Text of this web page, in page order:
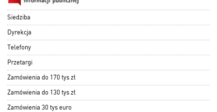
Siedziba
Dyrekcja
Telefony
Przetargi
Zamówienia do 170 tys zł
Zamówienia do 130 tys zł
Zamówienia 30 tys euro